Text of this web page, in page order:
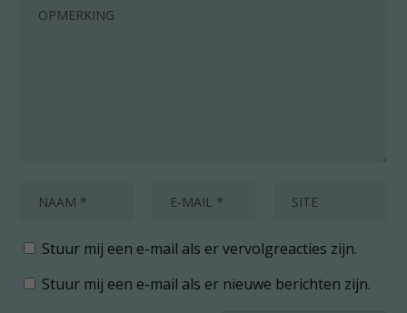
Stuur mij een e-mail als er vervolgreacties zijn.
Stuur mij een e-mail als er nieuwe berichten zijn.